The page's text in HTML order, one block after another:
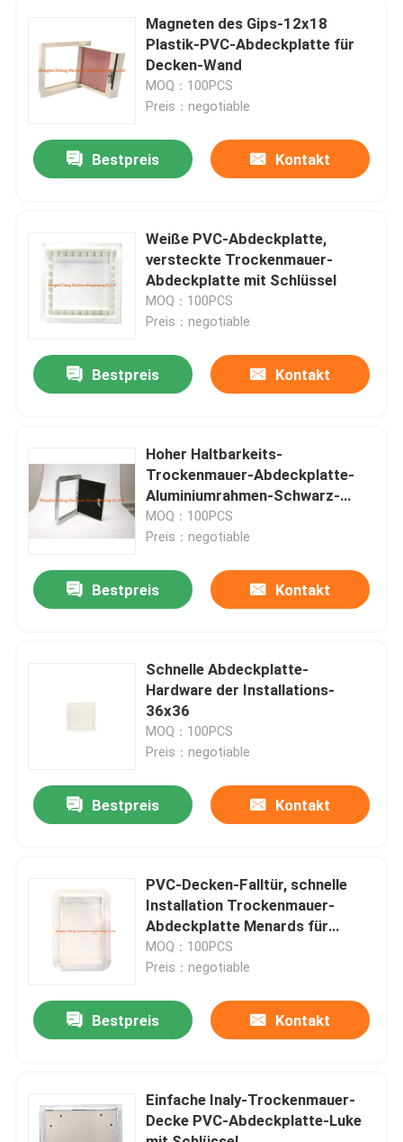
Über uns
Fabrik-Ausflug
Treten Sie mit uns in Verbindung
Fordern Sie ein Zitat
Aluminiumabdeckplatte
Trockenmauerzusätze
Magneten des Gips-12x18
Plastik-PVC-Abdeckplatte für
Decken-Wand
MOQ：100PCS
Preis：negotiable
Bestpreis Kontakt
Weiße PVC-Abdeckplatte,
versteckte Trockenmauer-
Abdeckplatte mit Schlüssel
MOQ：100PCS
Preis：negotiable
Bestpreis Kontakt
Hoher Haltbarkeits-
Trockenmauer-Abdeckplatte-
Aluminiumrahmen-Schwarz-
Gipskarton
MOQ：100PCS
Preis：negotiable
Bestpreis Kontakt
Schnelle Abdeckplatte-
Hardware der Installations-
36x36
MOQ：100PCS
Preis：negotiable
Bestpreis Kontakt
PVC-Decken-Falltür, schnelle
Installation Trockenmauer-
Abdeckplatte Menards für
inländisches Wertpapier
MOQ：100PCS
Preis：negotiable
Bestpreis Kontakt
Einfache Inaly-Trockenmauer-
Decke PVC-Abdeckplatte-Luke